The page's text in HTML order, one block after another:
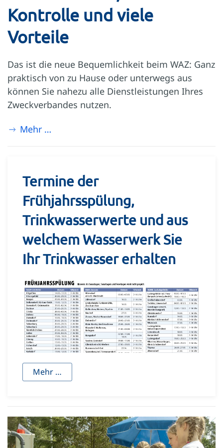
Kontrolle und viele
Vorteile
Das ist die neue Bequemlichkeit beim WAZ: Ganz
praktisch von zu Hause oder unterwegs aus
können Sie nahezu alle Dienstleistungen Ihres
Zweckverbandes nutzen.
Mehr …
Termine der
Frühjahrsspülung,
Trinkwasserwerte und aus
welchem Wasserwerk Sie
Ihr Trinkwasser erhalten
Mehr …